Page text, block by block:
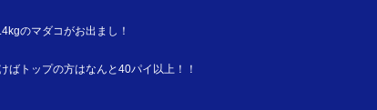
のマダコがお出まし！
ばトップの方はなんと40パイ以上！！